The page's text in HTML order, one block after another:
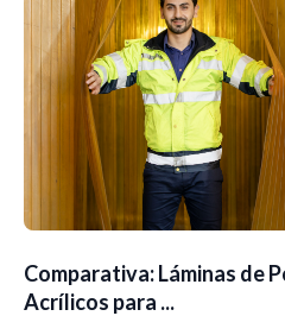
Comparativa: Láminas de
Acrílicos para ...